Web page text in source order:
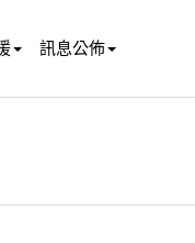
訊息公佈